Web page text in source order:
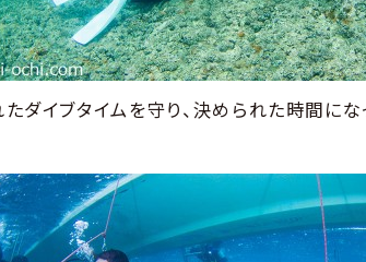
ダイブタイムを守り、決められた時間に